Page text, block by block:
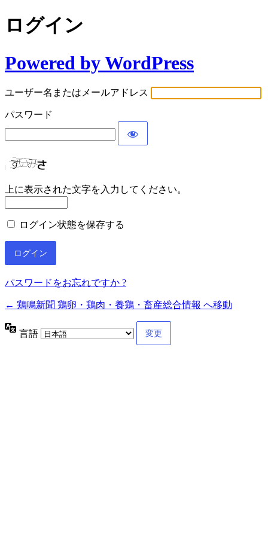
ログイン
Powered by WordPress
ユーザー名またはメールアドレス
パスワード
上に表示された文字を入力してください。
ログイン状態を保存する
パスワードをお忘れですか ?
← 鶏鳴新聞 鶏卵・鶏肉・養鶏・畜産総合情報 へ移動
言語